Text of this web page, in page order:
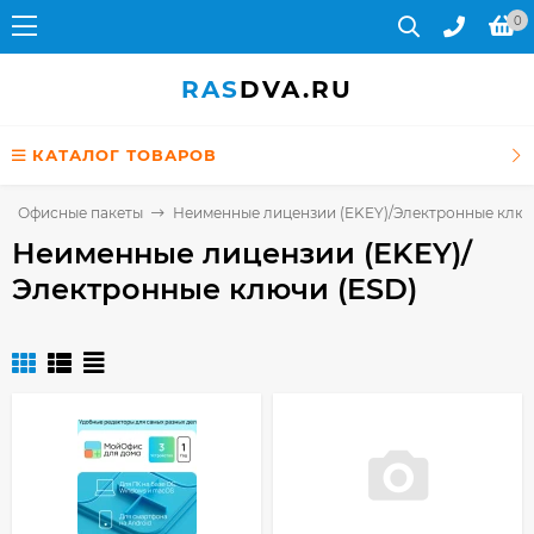
0
RASDVA.RU
КАТАЛОГ ТОВАРОВ
Офисные пакеты Неименные лицензии (EKEY)/Электронные
Неименные лицензии (EKEY)/
Электронные ключи (ESD)